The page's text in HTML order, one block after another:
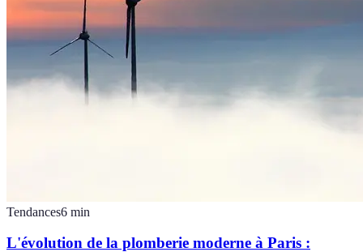
Tendances6 min
L'évolution de la plomberie moderne à Paris :